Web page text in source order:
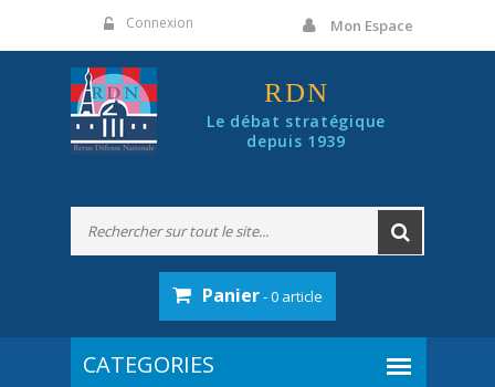
Connexion Mon Espace
RDN
Le débat stratégique
depuis 1939
Panier- 0 article